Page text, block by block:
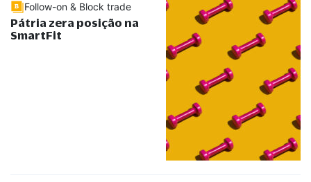
Follow-on & Block trade
Pátria zera posição na
SmartFit